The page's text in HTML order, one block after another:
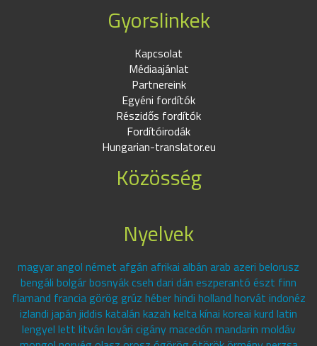
Gyorslinkek
Kapcsolat
Médiaajánlat
Partnereink
Egyéni fordítók
Részidős fordítók
Fordítóirodák
Hungarian-translator.eu
Közösség
Nyelvek
magyar angol német afgán afrikai albán arab azeri belorusz
bengáli bolgár bosnyák cseh dari dán eszperantó észt finn
flamand francia görög grúz héber hindi holland horvát indonéz
izlandi japán jiddis katalán kazah kelta kínai koreai kurd latin
lengyel lett litván lovári cigány macedón mandarin moldáv